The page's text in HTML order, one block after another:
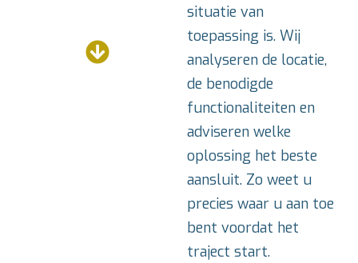
situatie van
toepassing is. Wij
analyseren de locatie,
de benodigde
functionaliteiten en
adviseren welke
oplossing het beste
aansluit. Zo weet u
precies waar u aan toe
bent voordat het
traject start.